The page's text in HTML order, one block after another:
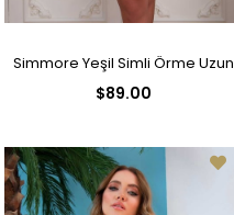
Simmore Yeşil Simli Örme Uzun
$89.00